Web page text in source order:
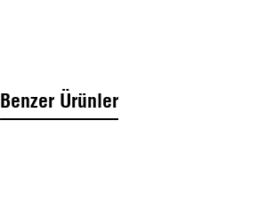
Benzer Ürünler